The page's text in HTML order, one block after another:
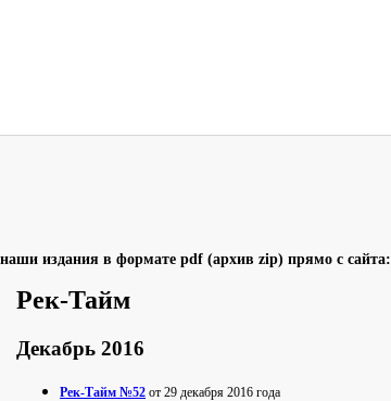
издания в формате pdf (архив zip) прямо с сайта:
Рек-Тайм
Декабрь 2016
Рек-Тайм №52 от 29 декабря 2016 года